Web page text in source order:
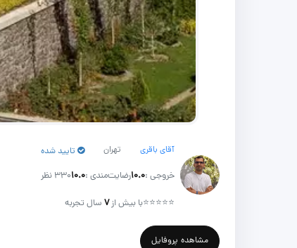
آقای باقری تهران تایید شده
خروجی :۱۰.۰رضایت‌مندی :۱۰.۰330 نظر
⭐⭐⭐⭐⭐با بیش از۷سال تجربه
مشاهده پروفایل